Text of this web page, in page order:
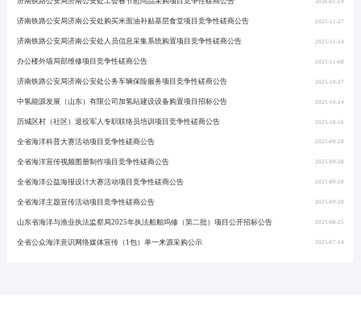
2026-01-19
济南铁路公安局济南公安处购买米面油补贴基层食堂项目竞争性磋商公告 2025-11-27
济南铁路公安局济南公安处人员信息采集系统购置项目竞争性磋商公告 2025-11-24
办公楼外墙局部维修项目竞争性磋商公告 2025-11-08
济南铁路公安局济南公安处公务车辆保险服务项目竞争性磋商公告 2025-10-27
中氢能源发展（山东）有限公司加氢站建设设备购置项目招标公告 2025-10-24
历城区村（社区）退役军人专职联络员培训项目竞争性磋商公告 2025-10-16
全省海洋科普大赛活动项目竞争性磋商公告 2025-09-28
全省海洋宣传视频图册制作项目竞争性磋商公告 2025-09-28
全省海洋公益海报设计大赛活动项目竞争性磋商公告 2025-09-28
全省海洋主题宣传活动项目竞争性磋商公告 2025-09-28
山东省海洋与渔业执法监察局2025年执法船舶坞修（第二批）项目公开招标公告 2025-08-25
全省公众海洋意识网络媒体宣传（1包）单一来源采购公示 2025-07-14
2025-11-19
中氢能源发展（山东）有限公司加氢站建设设备购置项目中标公告 2025-11-14
济南铁路公安局济南公安处公务车辆保险服务项目成交公告 2025-11-10
历城区村（社区）退役军人专职联络员培训项目成交公告 2025-10-27
全省海洋宣传视频图册制作项目成交结果公告 2025-10-14
全省海洋公益海报设计大赛活动项目成交结果公告 2025-10-14
全省海洋科普大赛活动项目成交结果公告 2025-10-14
全省海洋主题宣传活动项目中标（成交）结果公告 2025-10-14
2025-09-16
全省公众海洋意识报刊杂志宣传中标（成交）公告 2025-07-25
全省公众海洋意识网络媒体宣传中标（成交）公告 2025-07-25
裕隆路27号公寓配套用房招租项目成交公告 2025-07-25
全省公众海洋意识广播电视宣传中标（成交）公告 2025-07-17
2024-08-19
枣庄农村商业银行股份有限公司2024年科技类电子耗材采购项目变更公告 2024-05-30
枣庄农村商业银行股份有限公司市中周村支行营业楼加固改造工程项目变更公告 2024-02-19
2022-06-17
2022-06-16
2022-06-01
荣成盛泉养生旅游开发有限公司7-9号楼家电采购项目变更公告 2019-03-10